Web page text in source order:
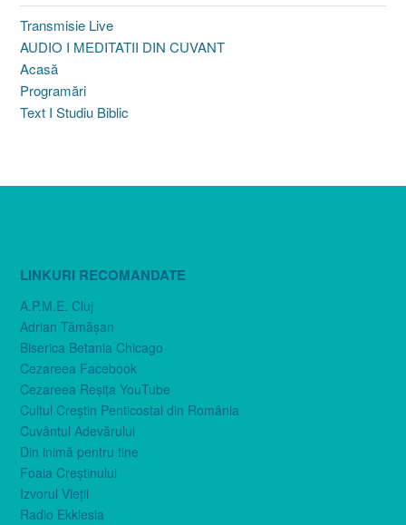
Transmisie Live
AUDIO I MEDITATII DIN CUVANT
Acasă
Programări
Text I Studiu Biblic
LINKURI RECOMANDATE
A.P.M.E. Cluj
Adrian Tămăşan
Biserica Betania Chicago
Cezareea Facebook
Cezareea Reşiţa YouTube
Cultul Creştin Penticostal din România
Cuvântul Adevărului
Din inimă pentru tine
Foaia Creştinului
Izvorul Vieţii
Radio Ekklesia